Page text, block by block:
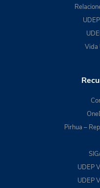
Vida
Pirhua –
UDEP
UDEP